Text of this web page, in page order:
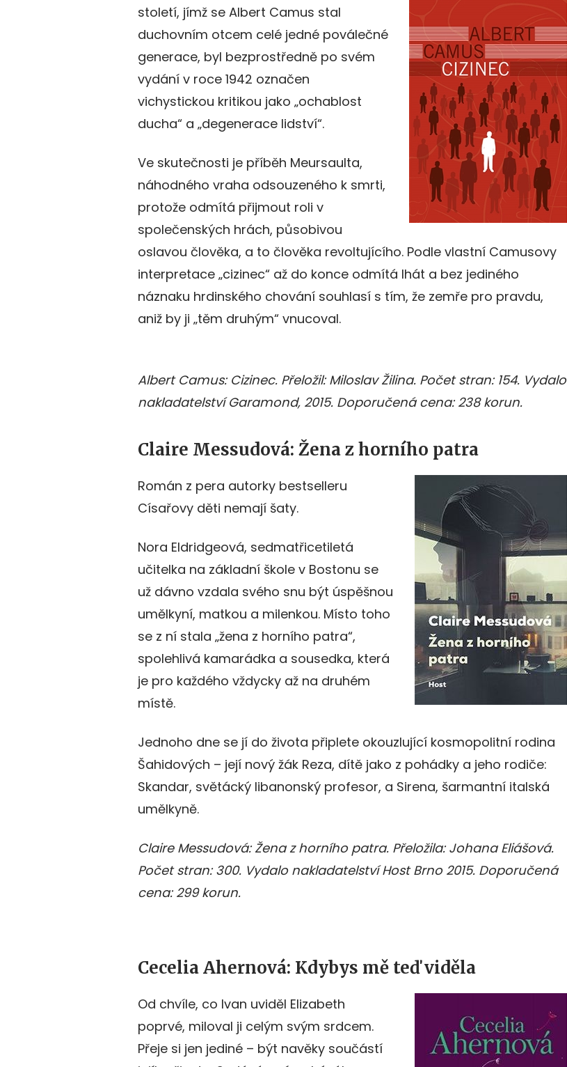
století, jímž se Albert Camus stal
duchovním otcem celé jedné poválečné
generace, byl bezprostředně po svém
vydání v roce 1942 označen
vichystickou kritikou jako „ochablost
ducha“ a „degenerace lidství“.
Ve skutečnosti je příběh Meursaulta,
náhodného vraha odsouzeného k smrti,
protože odmítá přijmout roli v
společenských hrách, působivou
oslavou člověka, a to člověka revoltujícího. Podle vlastní Camusovy
interpretace „cizinec“ až do konce odmítá lhát a bez jediného
náznaku hrdinského chování souhlasí s tím, že zemře pro pravdu,
aniž by ji „těm druhým“ vnucoval.
Albert Camus: Cizinec. Přeložil: Miloslav Žilina. Počet stran: 154. Vydalo
nakladatelství Garamond, 2015. Doporučená cena: 238 korun.
Claire Messudová: Žena z horního patra
Román z pera autorky bestselleru
Císařovy děti nemají šaty.
Nora Eldridgeová, sedmatřicetiletá
učitelka na základní škole v Bostonu se
už dávno vzdala svého snu být úspěšnou
umělkyní, matkou a milenkou. Místo toho
se z ní stala „žena z horního patra“,
spolehlivá kamarádka a sousedka, která
je pro každého vždycky až na druhém
místě.
Jednoho dne se jí do života připlete okouzlující kosmopolitní rodina
Šahidových – její nový žák Reza, dítě jako z pohádky a jeho rodiče:
Skandar, světácký libanonský profesor, a Sirena, šarmantní italská
umělkyně.
Claire Messudová: Žena z horního patra. Přeložila: Johana Eliášová.
Počet stran: 300. Vydalo nakladatelství Host Brno 2015. Doporučená
cena: 299 korun.
Cecelia Ahernová: Kdybys mě teď viděla
Od chvíle, co Ivan uviděl Elizabeth
poprvé, miloval ji celým svým srdcem.
Přeje si jen jediné – být navěky součástí